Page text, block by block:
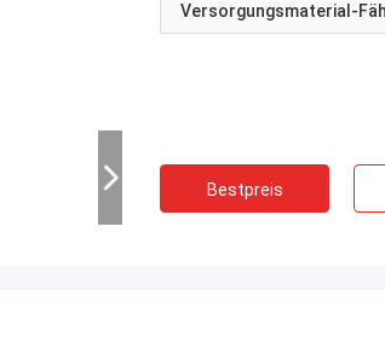
Versorgungsmaterial-
Bestpreis